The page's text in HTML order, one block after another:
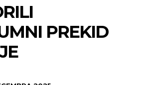
PREKID